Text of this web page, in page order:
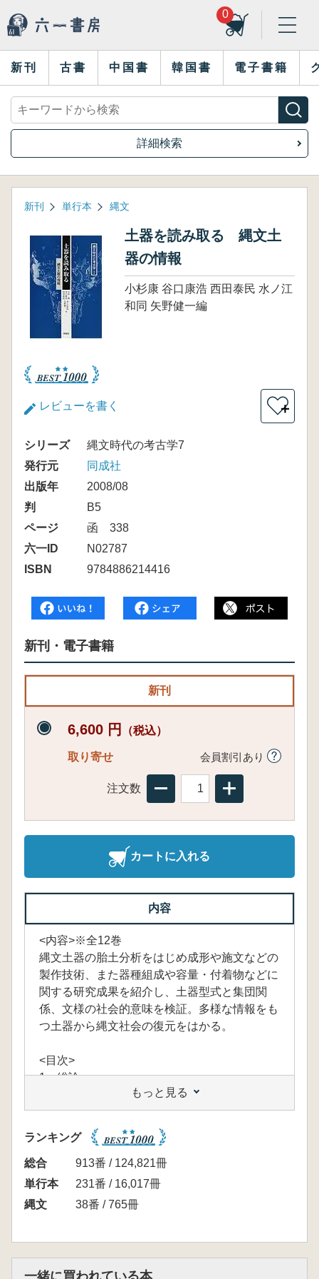
0
新刊 古書 中国書 韓国書 電子書籍
詳細検索
新刊 単行本 縄文
土器を読み取る 縄文土
器の情報
小杉康 谷口康浩 西田泰民 水ノ江
和同 矢野健一編
レビューを書く ＋
シリーズ
縄文時代の考古学7
発行元
同成社
出版年
2008/08
判
B5
ページ
函 338
六一ID
N02787
ISBN
9784886214416
新刊・電子書籍
新刊
6,600 円 （税込）
取り寄せ 会員割引あり
注文数
カートに入れる
内容
<内容>※全12巻
縄文土器の胎土分析をはじめ成形や施文などの
製作技術、また器種組成や容量・付着物などに
関する研究成果を紹介し、土器型式と集団関
係、文様の社会的意味を検証。多様な情報をも
つ土器から縄文社会の復元をはかる。
<目次>
1 総論
情報としての縄文土器〔西田泰民〕
2 胎土分析
胎土分析と産地推定〔河西学〕/
角閃石混入土器と地域性〔矢野健一〕/
滑石混入土器〔東和幸〕
3 土器製作技術
縄文土器の製作―成形と器面調整―〔村田
もっと見る
ランキング
総合
913番 / 124,821冊
単行本
231番 / 16,017冊
縄文
38番 / 765冊